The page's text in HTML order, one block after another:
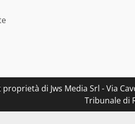
di Jws Media Srl - Via
Tribunale di